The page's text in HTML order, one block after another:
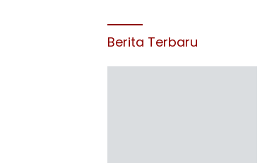
Berita Terbaru